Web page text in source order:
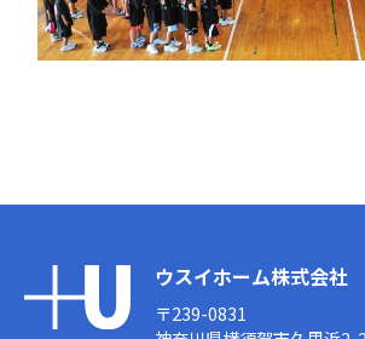
ウスイホーム株式会社
〒239-0831